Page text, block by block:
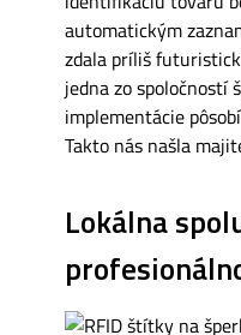
automatickým
zdala príliš
jedna zo spoločností
implementácie
Takto nás našla
Lokálna